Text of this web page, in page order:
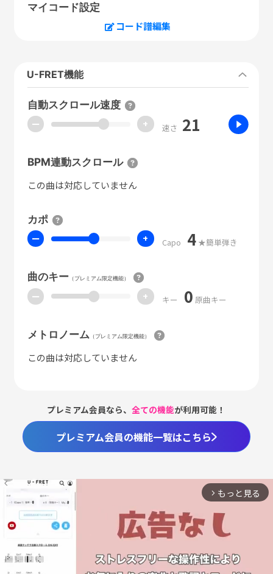
マイコード設定
コード譜編集
U-FRET機能
自動スクロール速度
ー + 速さ 21
BPM連動スクロール
この曲は対応していません
カポ
ー + Capo 4 ★簡単弾き
曲のキー（プレミアム限定機能）
ー + キー 0 原曲キー
メトロノーム （プレミアム限定機能）
この曲は対応していません
プレミアム会員なら、全ての機能が利用可能！
プレミアム会員の機能一覧はこちら
arrow_forward_ios もっと見る